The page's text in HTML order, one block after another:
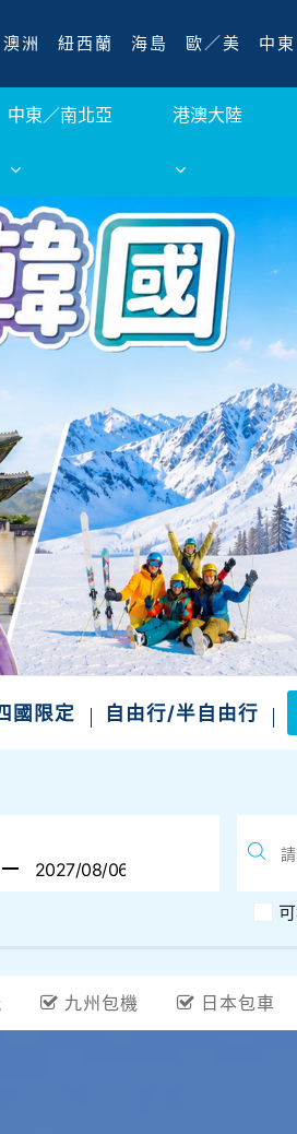
澳洲 紐西蘭 海島 歐／美 中東
中東／南北亞 港澳大陸
國限定 自由行/半自由行
九州包機 日本包車